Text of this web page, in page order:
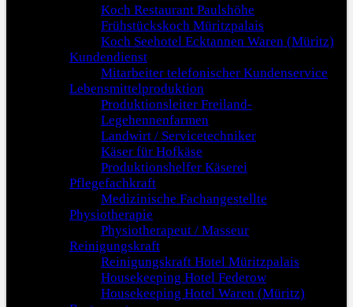
Koch Restaurant Paulshöhe
Frühstückskoch Müritzpalais
Koch Seehotel Ecktannen Waren (Müritz)
Kundendienst
Mitarbeiter telefonischer Kundenservice
Lebensmittelproduktion
Produktionsleiter Freiland-
Legehennenfarmen
Landwirt / Servicetechniker
Käser für Hofkäse
Produktionshelfer Käserei
Pflegefachkraft
Medizinische Fachangestellte
Physiotherapie
Physiotherapeut / Masseur
Reinigungskraft
Reinigungskraft Hotel Müritzpalais
Housekeeping Hotel Federow
Housekeeping Hotel Waren (Müritz)